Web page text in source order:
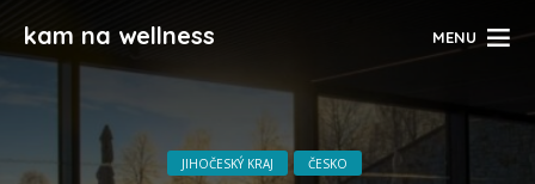
kam na wellness MENU
JIHOČESKÝ KRAJ ČESKO